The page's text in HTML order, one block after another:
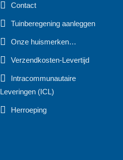
Contact
Tuinberegening aanleggen
Onze huismerken…
Verzendkosten-Levertijd
Intracommunautaire
Leveringen (ICL)
Herroeping